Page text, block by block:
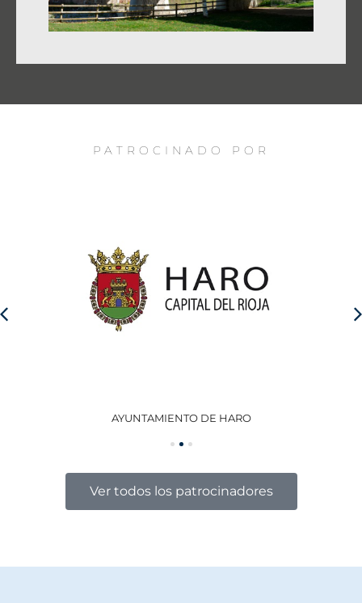
PATROCINADO POR
DE HARO GOBIERNO DE LA RIOJA
Ver todos los patrocinadores